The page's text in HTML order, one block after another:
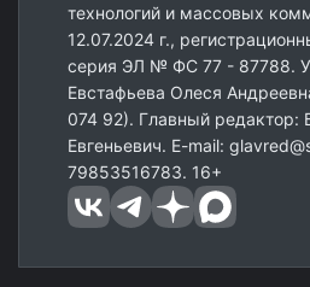
технологий и массовых
12.07.2024 г.,
серия ЭЛ № ФС 77 - 87788.
Евстафьева Олеся
074 92). Главный редактор:
Евгеньевич. E-mail:
79853516783. 16+